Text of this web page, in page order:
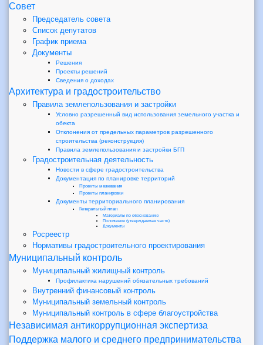
Совет
Председатель совета
Список депутатов
График приема
Документы
Решения
Проекты решений
Сведения о доходах
Архитектура и градостроительство
Правила землепользования и застройки
Условно разрешенный вид использования земельного участка и
обекта
Отклонения от предельных параметров разрешенного
строительства (реконструкция)
Правила землепользования и застройки БГП
Градостроительная деятельность
Новости в сфере градостроительства
Документация по планировке территорий
Проекты межевания
Проекты планировки
Документы территориального планирования
Генеральный план
Материалы по обоснованию
Положения (утверждаемая часть)
Документы
Росреестр
Нормативы градостроительного проектирования
Муниципальный контроль
Муниципальный жилищный контроль
Профилактика нарушений обязательных требований
Внутренний финансовый контроль
Муниципальный земельный контроль
Муниципальный контроль в сфере благоустройства
Независимая антикоррупционная экспертиза
Поддержка малого и среднего предпринимательства